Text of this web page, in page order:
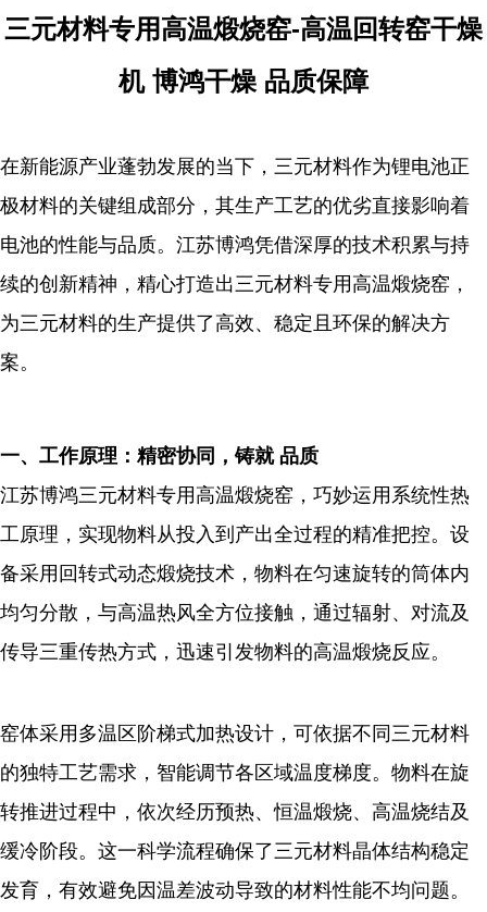
三元材料专用高温煅烧窑-高温回转窑干燥
机 博鸿干燥 品质保障
在新能源产业蓬勃发展的当下，三元材料作为锂电池正
极材料的关键组成部分，其生产工艺的优劣直接影响着
电池的性能与品质。江苏博鸿凭借深厚的技术积累与持
续的创新精神，精心打造出三元材料专用高温煅烧窑，
为三元材料的生产提供了高效、稳定且环保的解决方
案。
一、工作原理：精密协同，铸就 品质
江苏博鸿三元材料专用高温煅烧窑，巧妙运用系统性热
工原理，实现物料从投入到产出全过程的精准把控。设
备采用回转式动态煅烧技术，物料在匀速旋转的筒体内
均匀分散，与高温热风全方位接触，通过辐射、对流及
传导三重传热方式，迅速引发物料的高温煅烧反应。
窑体采用多温区阶梯式加热设计，可依据不同三元材料
的独特工艺需求，智能调节各区域温度梯度。物料在旋
转推进过程中，依次经历预热、恒温煅烧、高温烧结及
缓冷阶段。这一科学流程确保了三元材料晶体结构稳定
发育，有效避免因温差波动导致的材料性能不均问题。